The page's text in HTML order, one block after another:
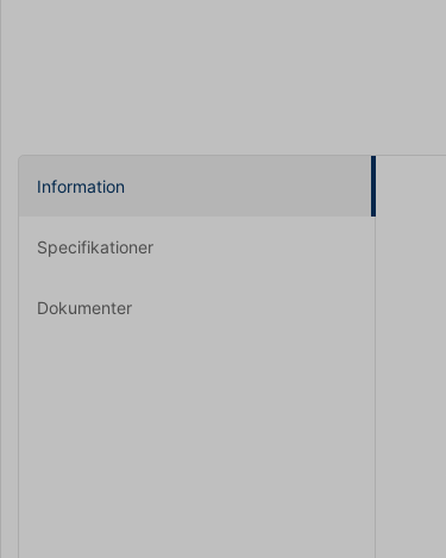
Information
Specifikationer
Dokumenter